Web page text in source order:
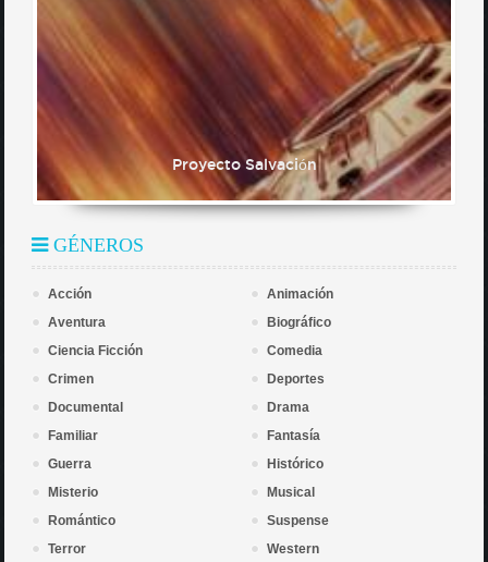
Proyecto Salvación
GÉNEROS
Acción
Animación
Aventura
Biográfico
Ciencia Ficción
Comedia
Crimen
Deportes
Documental
Drama
Familiar
Fantasía
Guerra
Histórico
Misterio
Musical
Romántico
Suspense
Terror
Western